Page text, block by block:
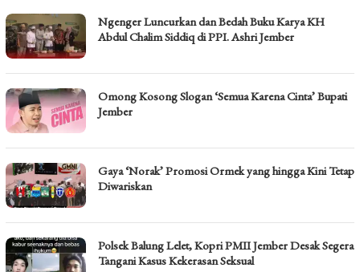
Ngenger Luncurkan dan Bedah Buku Karya KH
Abdul Chalim Siddiq di PPI. Ashri Jember
Omong Kosong Slogan ‘Semua Karena Cinta’ Bupati
Jember
Gaya ‘Norak’ Promosi Ormek yang hingga Kini Tetap
Diwariskan
Polsek Balung Lelet, Kopri PMII Jember Desak Segera
Tangani Kasus Kekerasan Seksual